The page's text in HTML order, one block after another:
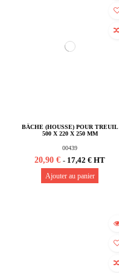
BÂCHE (HOUSSE) POUR TREUIL
500 X 220 X 250 MM
00439
20,90 € - 17,42 € HT
Ajouter au panier